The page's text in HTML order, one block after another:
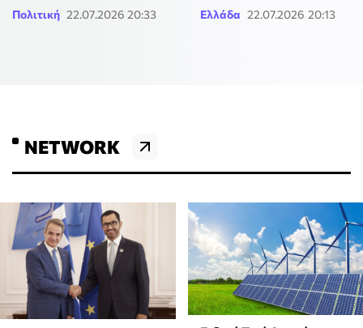
Πολιτική 22.07.2026 20:33 Ελλάδα 22.07.2026 20:13
NETWORK